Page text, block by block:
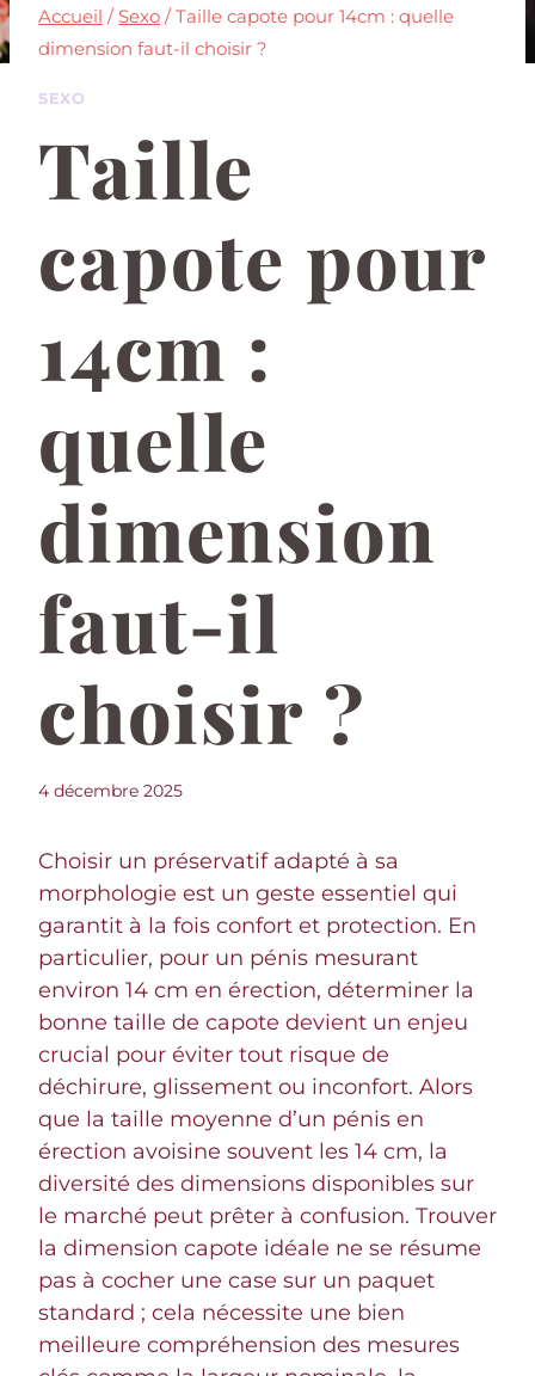
Accueil / Sexo / Taille capote pour 14cm : quelle
dimension faut-il choisir ?
SEXO
Taille
capote pour
14cm :
quelle
dimension
faut-il
choisir ?
4 décembre 2025
Choisir un préservatif adapté à sa
morphologie est un geste essentiel qui
garantit à la fois confort et protection. En
particulier, pour un pénis mesurant
environ 14 cm en érection, déterminer la
bonne taille de capote devient un enjeu
crucial pour éviter tout risque de
déchirure, glissement ou inconfort. Alors
que la taille moyenne d’un pénis en
érection avoisine souvent les 14 cm, la
diversité des dimensions disponibles sur
le marché peut prêter à confusion. Trouver
la dimension capote idéale ne se résume
pas à cocher une case sur un paquet
standard ; cela nécessite une bien
meilleure compréhension des mesures